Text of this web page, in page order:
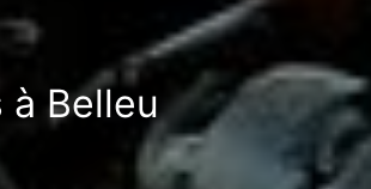
Belleu